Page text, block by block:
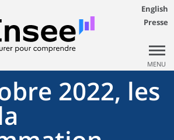
English
Presse
MENU
2022, les